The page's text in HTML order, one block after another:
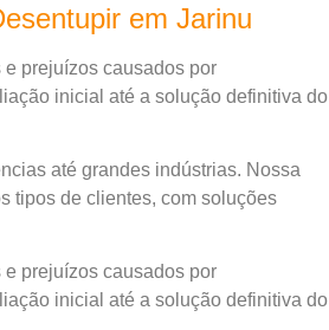
em Jarinu
prejuízos causados por
inicial até a solução definitiva do
até grandes indústrias. Nossa
tipos de clientes, com soluções
prejuízos causados por
inicial até a solução definitiva do